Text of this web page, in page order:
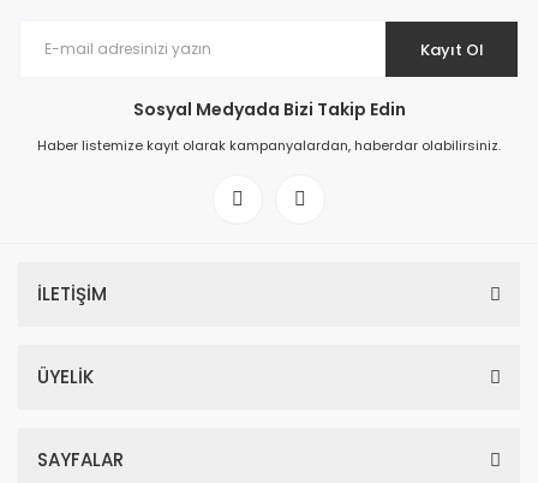
Kayıt Ol
Sosyal Medyada Bizi Takip Edin
Haber listemize kayıt olarak kampanyalardan, haberdar olabilirsiniz.
İLETİŞİM
ÜYELİK
SAYFALAR